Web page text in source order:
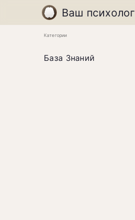
Ваш психолог
Категории
База Знаний